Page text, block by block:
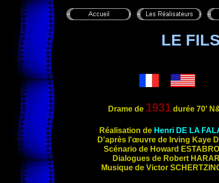
LE
Drame de 1931durée 70'
Réalisation de Henri DE LA
D'après l'œuvre de Irving Kaye
Scénario de Howard
Dialogues de Robert
Musique de Victor